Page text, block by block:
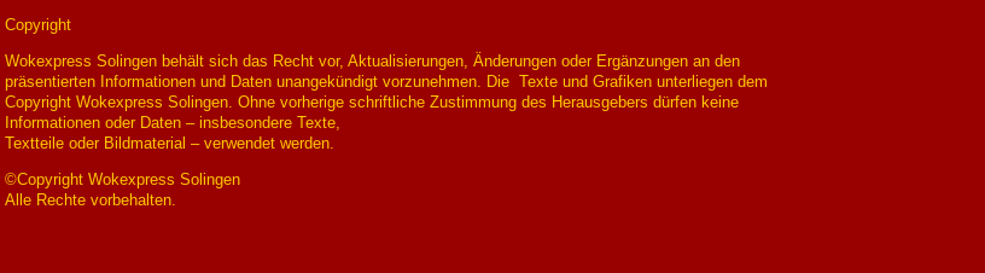
Copyright
Wokexpress Solingen behält sich das Recht vor, Aktualisierungen, Änderungen oder Ergänzungen an den
präsentierten Informationen und Daten unangekündigt vorzunehmen. Die Texte und Grafiken unterliegen dem
Copyright Wokexpress Solingen. Ohne vorherige schriftliche Zustimmung des Herausgebers dürfen keine
Informationen oder Daten – insbesondere Texte,
Textteile oder Bildmaterial – verwendet werden.
©Copyright Wokexpress Solingen
Alle Rechte vorbehalten.